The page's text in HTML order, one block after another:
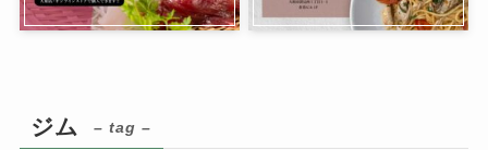
ジム – tag –